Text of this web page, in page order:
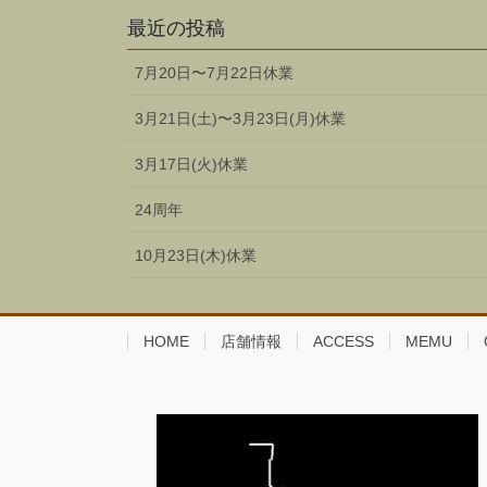
最近の投稿
7月20日〜7月22日休業
3月21日(土)〜3月23日(月)休業
3月17日(火)休業
24周年
10月23日(木)休業
HOME 店舗情報 ACCESS MEMU